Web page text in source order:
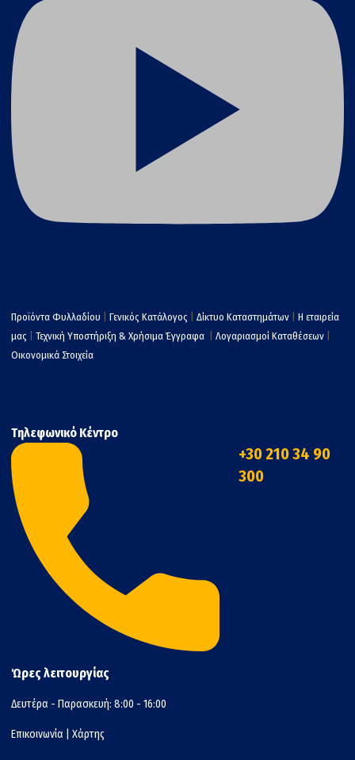
Προϊόντα Φυλλαδίου Γενικός Κατάλογος Δίκτυο Καταστημάτων
Η εταιρεία
μας
Τεχνική Υποστήριξη & Χρήσιμα Έγγραφα Λογαριασμοί Καταθέσεων
Οικονομικά Στοιχεία
Τηλεφωνικό Κέντρο
+30 210 34 90
300
Ώρες λειτουργίας
Δευτέρα - Παρασκευή: 8:00 - 16:00
Επικοινωνία Χάρτης